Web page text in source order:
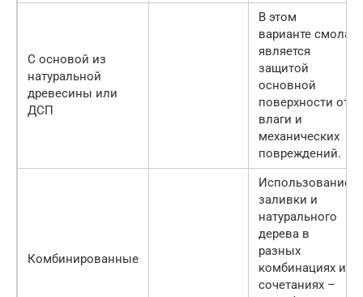
С основой из
натуральной
древесины или
ДСП
В этом
варианте смола
является
защитой
основной
поверхности от
влаги и
механических
повреждений.
Комбинированные
Использование
заливки и
натурального
дерева в
разных
комбинациях и
сочетаниях –